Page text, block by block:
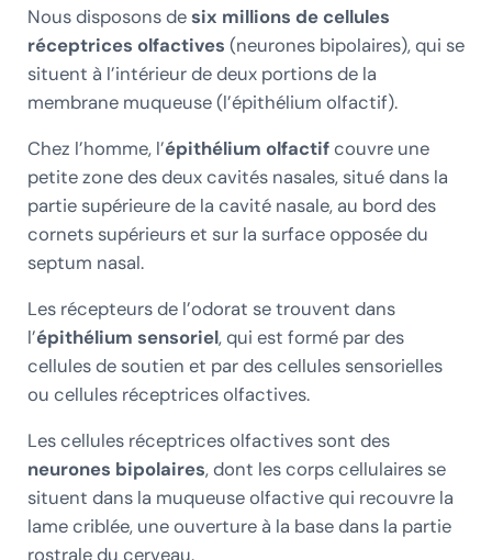
Nous disposons desix millions de cellules
réceptrices olfactives (neurones bipolaires), qui se
situent à l’intérieur de deux portions de la
membrane muqueuse (l’épithélium olfactif).
Chez l’homme, l’épithélium olfactifcouvre une
petite zone des deux cavités nasales, situé dans la
partie supérieure de la cavité nasale, au bord des
cornets supérieurs et sur la surface opposée du
septum nasal.
Les récepteurs de l’odorat se trouvent dans
l’épithélium sensoriel, qui est formé par des
cellules de soutien et par des cellules sensorielles
ou cellules réceptrices olfactives.
Les cellules réceptrices olfactives sont des
neurones bipolaires, dont les corps cellulaires se
situent dans la muqueuse olfactive qui recouvre la
lame criblée, une ouverture à la base dans la partie
rostrale du cerveau.